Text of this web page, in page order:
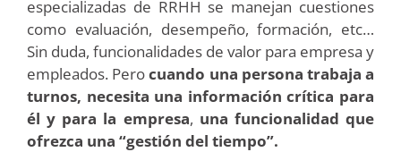
especializadas de RRHH se manejan cuestiones
como evaluación, desempeño, formación, etc…
Sin duda, funcionalidades de valor para empresa y
empleados. Perocuando una persona trabaja a
turnos, necesita una información crítica para
él y para la empresa, una funcionalidad que
ofrezca una “gestión del tiempo”.